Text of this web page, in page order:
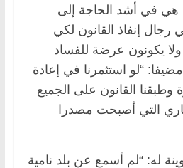
هي في أشد الحاجة إلى
رجال إنفاذ القانون لكي
ولا يكونون عرضة للفساد
“لو استثمرنا في إعادة
وطبقنا القانون على الجميع
التي أصبحت مصدرا
له: “لم أسمع عن بلد نامية